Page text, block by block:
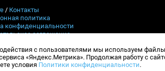
/ Контакты
политика
конфиденциальности
соглашение
esoreiter@yandex.ru, Гл.ред.: А.В.Шебловинский
+7 (917) 398-10-94
с пользователями мы используем
«Яндекс.Метрика». Продолжая работу с
условия Политики конфиденциальности.